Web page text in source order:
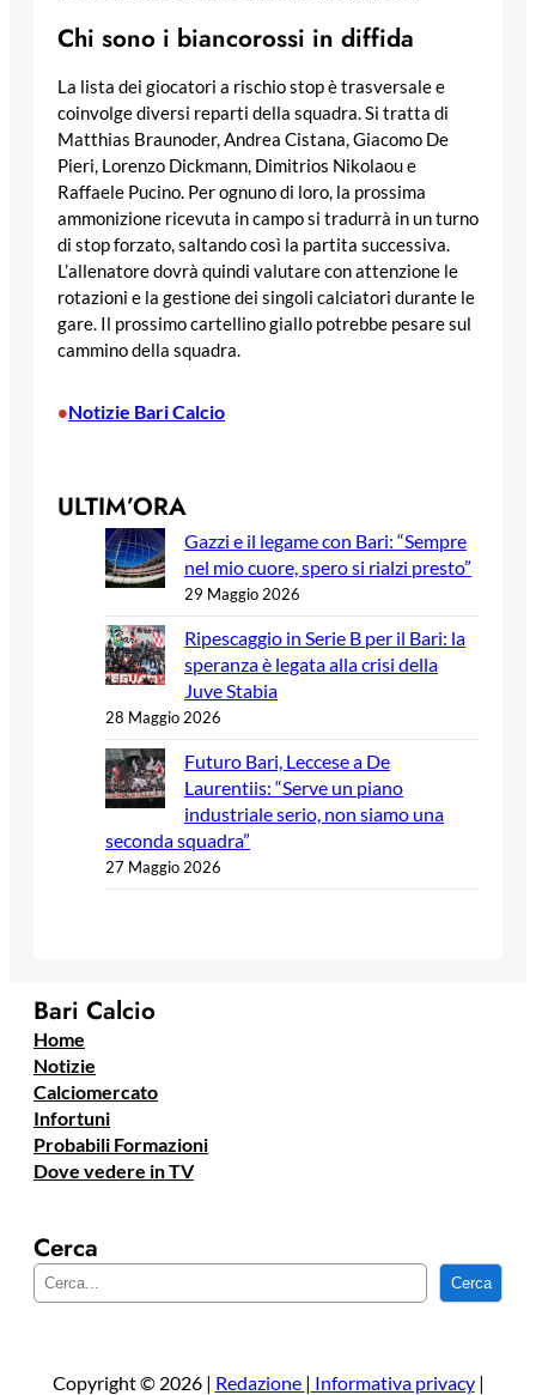
Chi sono i biancorossi in diffida
La lista dei giocatori a rischio stop è trasversale e
coinvolge diversi reparti della squadra. Si tratta di
Matthias Braunoder, Andrea Cistana, Giacomo De
Pieri, Lorenzo Dickmann, Dimitrios Nikolaou e
Raffaele Pucino. Per ognuno di loro, la prossima
ammonizione ricevuta in campo si tradurrà in un turno
di stop forzato, saltando così la partita successiva.
L’allenatore dovrà quindi valutare con attenzione le
rotazioni e la gestione dei singoli calciatori durante le
gare. Il prossimo cartellino giallo potrebbe pesare sul
cammino della squadra.
•Notizie Bari Calcio
ULTIM’ORA
Gazzi e il legame con Bari: “Sempre
nel mio cuore, spero si rialzi presto”
29 Maggio 2026
Ripescaggio in Serie B per il Bari: la
speranza è legata alla crisi della
Juve Stabia
28 Maggio 2026
Futuro Bari, Leccese a De
Laurentiis: “Serve un piano
industriale serio, non siamo una
seconda squadra”
27 Maggio 2026
Bari Calcio
Home
Notizie
Calciomercato
Infortuni
Probabili Formazioni
Dove vedere in TV
Cerca
e
a
Cerca
Copyright © 2026 | Redazione | Informativa privacy|